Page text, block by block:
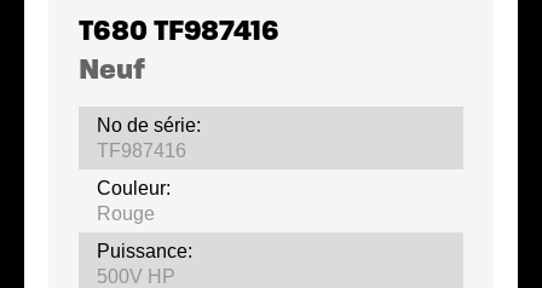
T680 TF987416
Neuf
No de série:
TF987416
Couleur:
Rouge
Puissance:
500V HP